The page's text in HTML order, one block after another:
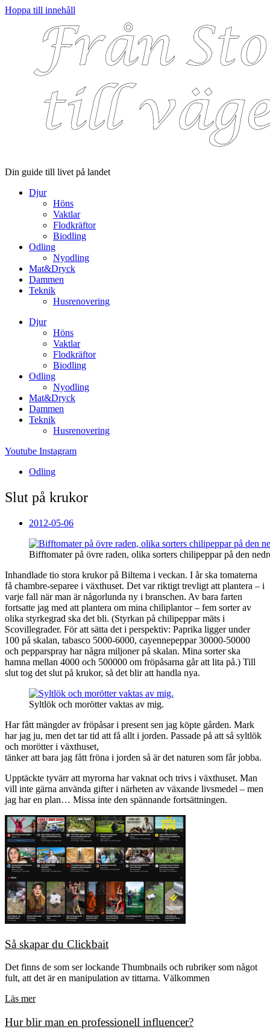
Hoppa till innehåll
Din guide till livet på landet
Djur
Höns
Vaktlar
Flodkräftor
Biodling
Odling
Nyodling
Mat&Dryck
Dammen
Teknik
Husrenovering
Djur
Höns
Vaktlar
Flodkräftor
Biodling
Odling
Nyodling
Mat&Dryck
Dammen
Teknik
Husrenovering
Youtube Instagram
Odling
Slut på krukor
2012-05-06
Bifftomater på övre raden, olika sorters chilipeppar på den
Inhandlade tio stora krukor på Biltema i veckan. I år ska tomaterna
få chambre-separee i växthuset. Det var riktigt trevligt att plantera – i
varje fall när man är någorlunda ny i branschen. Av bara farten
fortsatte jag med att plantera om mina chiliplantor – fem sorter av
olika styrkegrad ska det bli. (Styrkan på chilipeppar mäts i
Scovillegrader. För att sätta det i perspektiv: Paprika ligger under
100 på skalan, tabasco 5000-6000, cayennepeppar 30000-50000
och pepparspray har några miljoner på skalan. Mina sorter ska
hamna mellan 4000 och 500000 om fröpåsarna går att lita på.) Till
slut tog det slut på krukor, så det blir att handla nya.
Syltlök och morötter vaktas av mig.
Har fått mängder av fröpåsar i present sen jag köpte gården. Mark
har jag ju, men det tar tid att få allt i jorden. Passade på att så syltlök
och morötter i växthuset,
tänker att bara jag fått fröna i jorden så är det naturen som får jobba.
Upptäckte tyvärr att myrorna har vaknat och trivs i växthuset. Man
vill inte gärna använda gifter i närheten av växande livsmedel – men
jag har en plan… Missa inte den spännande fortsättningen.
Så skapar du Clickbait
Det finns de som ser lockande Thumbnails och rubriker som något
fult, att det är en manipulation av tittarna. Välkommen
Läs mer
Hur blir man en professionell influencer?